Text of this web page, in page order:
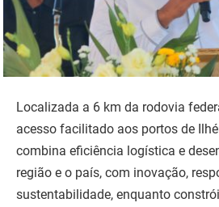
Localizada a 6 km da rodovia
acesso facilitado aos portos de
combina eficiência logística e
região e o país, com inovação,
sustentabilidade, enquanto